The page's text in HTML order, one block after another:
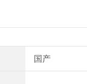
国产